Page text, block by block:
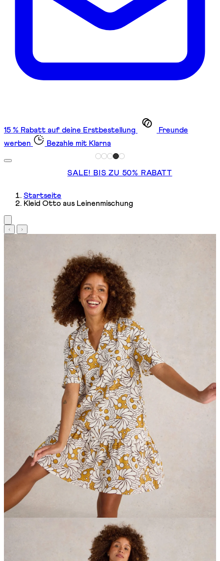
15 % Rabatt auf deine Erstbestellung
Freunde
werben
Bezahle mit Klarna
SALE! BIS ZU 50% RABATT
Startseite
Kleid Otto aus Leinenmischung